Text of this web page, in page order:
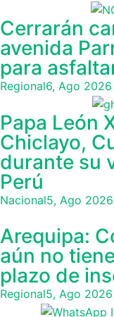
Cerrarán
avenida
para
Regional6, Ago 2026
Papa León
Chiclayo,
durante su
Perú
Nacional5, Ago 2026
Arequipa:
aún no
plazo de
Regional5, Ago 2026